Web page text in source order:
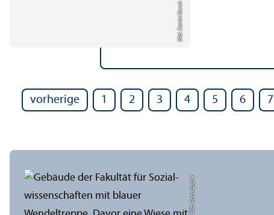
Bild: Daniel Brech
vorherige 1 2 3 4 5 6 7
Bild: Anna Logue